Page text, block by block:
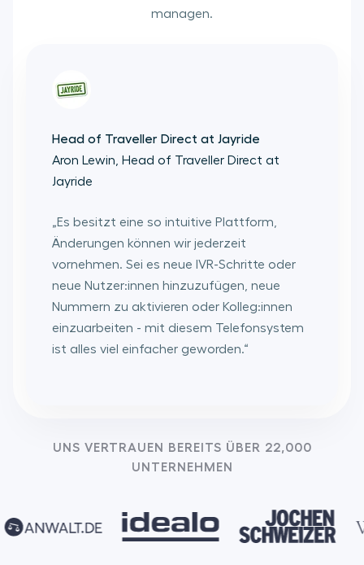
managen.
Head of Traveller Direct at Jayride
Aron Lewin, Head of Traveller Direct at
Jayride
„Es besitzt eine so intuitive Plattform,
Änderungen können wir jederzeit
vornehmen. Sei es neue IVR-Schritte oder
neue Nutzer:innen hinzuzufügen, neue
Nummern zu aktivieren oder Kolleg:innen
einzuarbeiten - mit diesem Telefonsystem
ist alles viel einfacher geworden.“
UNS VERTRAUEN BEREITS ÜBER 22,000
UNTERNEHMEN